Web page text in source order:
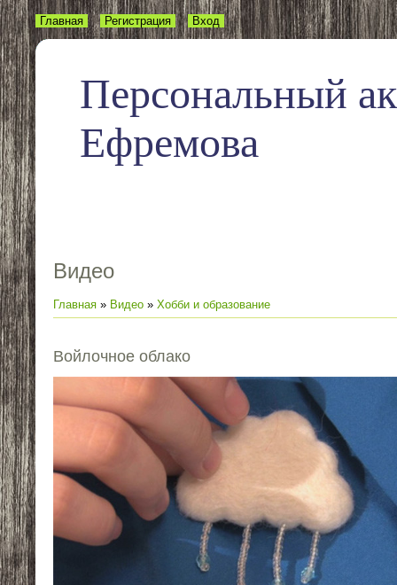
Персональный
Ефремова
Главная Регистрация Вход
Видео
Главная » Видео » Хобби и образование
Войлочное облако